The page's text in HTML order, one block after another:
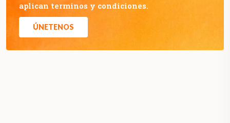
aplican terminos y condiciones.
ÚNETENOS